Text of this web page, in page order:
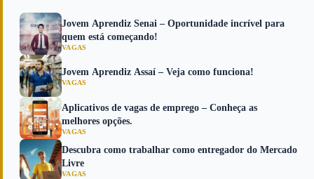
Jovem Aprendiz Senai – Oportunidade incrível para
quem está começando!
VAGAS
Jovem Aprendiz Assaí – Veja como funciona!
VAGAS
Aplicativos de vagas de emprego – Conheça as
melhores opções.
VAGAS
Descubra como trabalhar como entregador do Mercado
Livre
VAGAS